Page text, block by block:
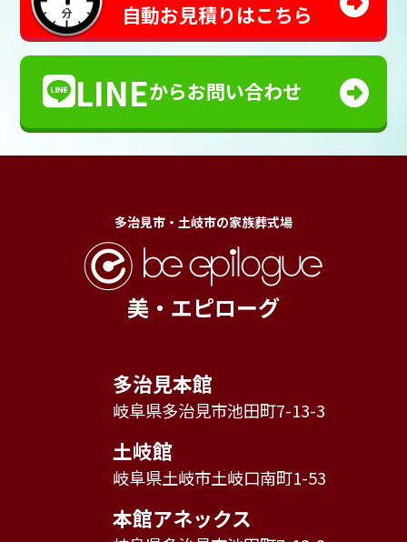
自動お見積りはこちら
LINEからお問い合わせ
多治見市・土岐市の家族葬式場
美・エピローグ
多治見本館
岐阜県多治見市池田町7-13-3
土岐館
岐阜県土岐市土岐口南町1-53
本館アネックス